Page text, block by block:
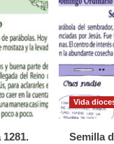
Vida
Semilla